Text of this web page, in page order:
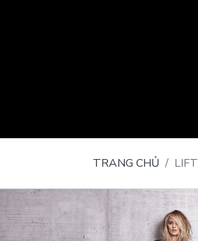
TRANG CHỦ LIFT